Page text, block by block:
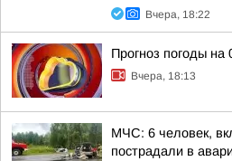
Вчера, 18:22
Прогноз погоды на
Вчера, 18:13
МЧС: 6 человек,
пострадали в